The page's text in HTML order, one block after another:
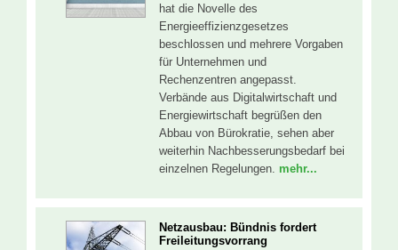
hat die Novelle des
Energieeffizienzgesetzes
beschlossen und mehrere Vorgaben
für Unternehmen und
Rechenzentren angepasst.
Verbände aus Digitalwirtschaft und
Energiewirtschaft begrüßen den
Abbau von Bürokratie, sehen aber
weiterhin Nachbesserungsbedarf bei
einzelnen Regelungen. mehr...
Netzausbau: Bündnis fordert
Freileitungsvorrang